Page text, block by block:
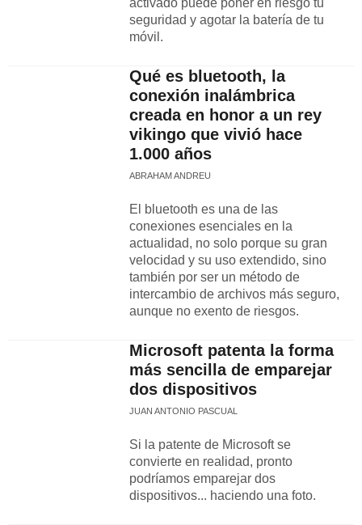
activado puede poner en riesgo tu
seguridad y agotar la batería de tu
móvil.
Qué es bluetooth, la
conexión inalámbrica
creada en honor a un rey
vikingo que vivió hace
1.000 años
ABRAHAM ANDREU
El bluetooth es una de las
conexiones esenciales en la
actualidad, no solo porque su gran
velocidad y su uso extendido, sino
también por ser un método de
intercambio de archivos más seguro,
aunque no exento de riesgos.
Microsoft patenta la forma
más sencilla de emparejar
dos dispositivos
JUAN ANTONIO PASCUAL
Si la patente de Microsoft se
convierte en realidad, pronto
podríamos emparejar dos
dispositivos... haciendo una foto.